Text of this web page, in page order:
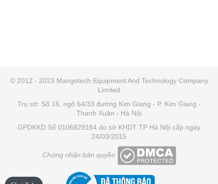
© 2012 - 2023 Mangotech Equipment And Technology Company
Limited
Trụ sở: Số 16, ngõ 64/33 đường Kim Giang - P. Kim Giang -
Thanh Xuân - Hà Nội
GPDKKD Số 0106829164 do sở KHDT TP Hà Nội cấp ngày
24/03/2015
Chứng nhận bản quyền